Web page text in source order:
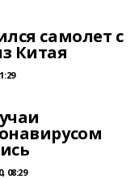
самолет с
Китая
08:29